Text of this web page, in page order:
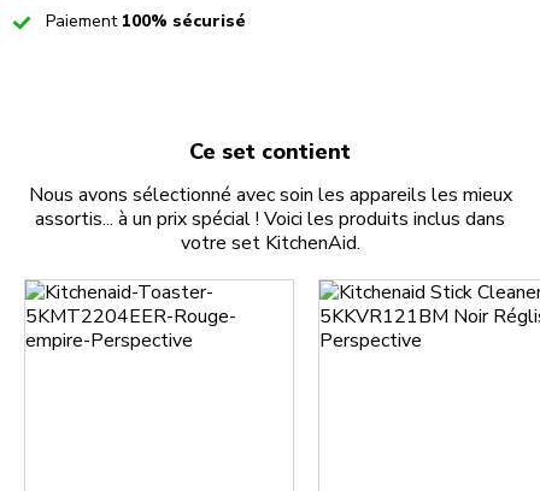
CheckedPaiement 100% sécurisé
Ce set contient
Nous avons sélectionné avec soin les appareils les mieux
assortis... à un prix spécial ! Voici les produits inclus dans
votre set KitchenAid.